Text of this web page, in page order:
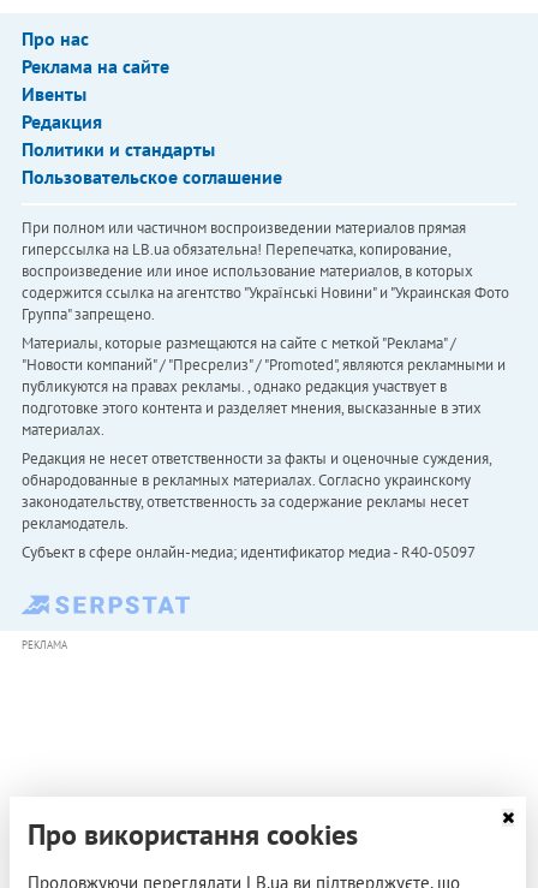
Про нас
Реклама на сайте
Ивенты
Редакция
Политики и стандарты
Пользовательское соглашение
При полном или частичном воспроизведении материалов прямая
гиперссылка на LB.ua обязательна! Перепечатка, копирование,
воспроизведение или иное использование материалов, в которых
содержится ссылка на агентство "Українськi Новини" и "Украинская Фото
Группа" запрещено.
Материалы, которые размещаются на сайте с меткой "Реклама" /
"Новости компаний" / "Пресрелиз" / "Promoted", являются рекламными и
публикуются на правах рекламы. , однако редакция участвует в
подготовке этого контента и разделяет мнения, высказанные в этих
материалах.
Редакция не несет ответственности за факты и оценочные суждения,
обнародованные в рекламных материалах. Согласно украинскому
законодательству, ответственность за содержание рекламы несет
рекламодатель.
Субъект в сфере онлайн-медиа; идентификатор медиа - R40-05097
РЕКЛАМА
Про використання cookies
Продовжуючи переглядати LB.ua ви підтверджуєте, що